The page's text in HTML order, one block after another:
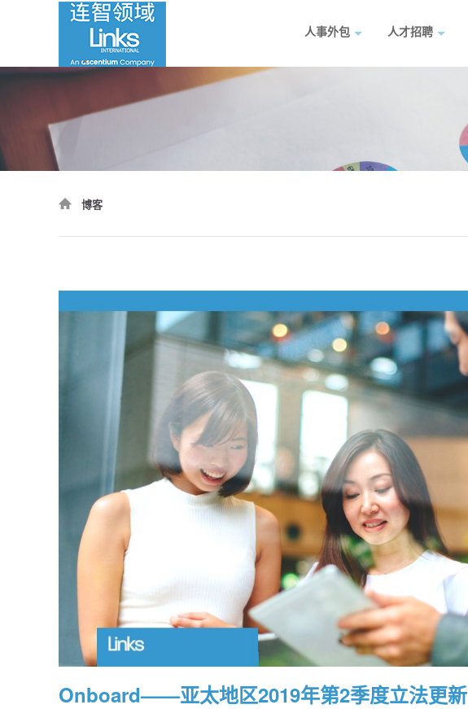
人事外包 人才招聘
博客
Onboard——亚太地区2019年第2季度立法更新